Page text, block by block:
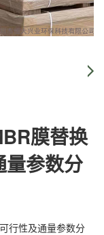
膜替换
量参数分
行性及通量参数分